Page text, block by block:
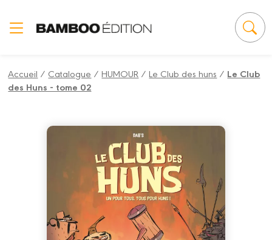
Accueil / Catalogue /HUMOUR /Le Club des huns / Le Club
des Huns - tome 02